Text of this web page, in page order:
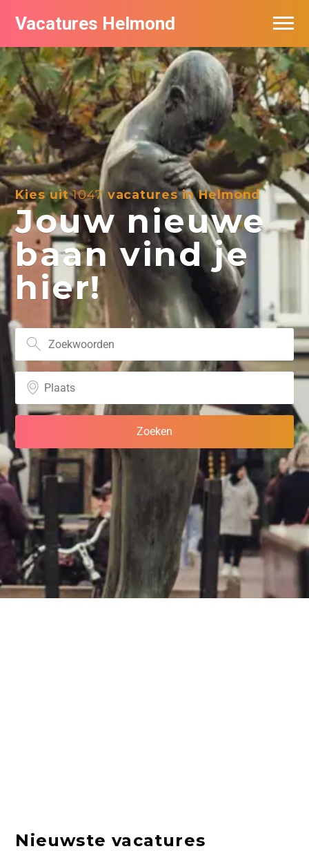
Vacatures Helmond
Kies uit1047vacatures in Helmond
Jouw nieuwe
baan vind je
hier!
Nieuwste vacatures
Vacatures bij bedrijven in Helmond
De populairste vacatures in Helmond